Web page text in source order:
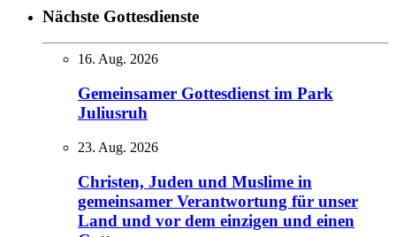
Nächste Gottesdienste
16. Aug. 2026
Gemeinsamer Gottesdienst im Park
Juliusruh
23. Aug. 2026
Christen, Juden und Muslime in
gemeinsamer Verantwortung für unser
Land und vor dem einzigen und einen